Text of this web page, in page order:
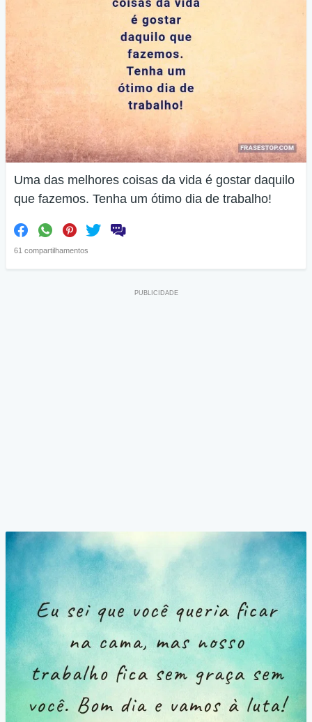
Uma das melhores coisas da vida é gostar daquilo
que fazemos. Tenha um ótimo dia de trabalho!
61 compartilhamentos